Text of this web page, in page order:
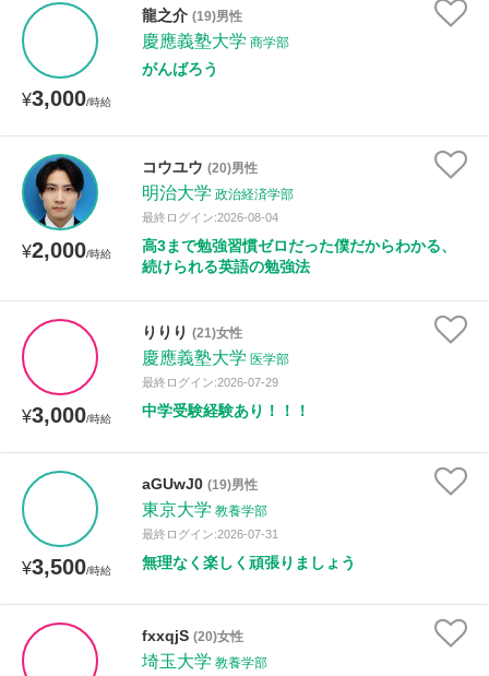
¥3,000/時給
龍之介 (19)男性
慶應義塾大学 商学部
がんばろう
¥2,000/時給
コウユウ (20)男性
明治大学 政治経済学部
最終ログイン:2026-08-04
高3まで勉強習慣ゼロだった僕だからわかる、
続けられる英語の勉強法
¥3,000/時給
りりり (21)女性
慶應義塾大学 医学部
最終ログイン:2026-07-29
中学受験経験あり！！！
¥3,500/時給
aGUwJ0 (19)男性
東京大学 教養学部
最終ログイン:2026-07-31
無理なく楽しく頑張りましょう
fxxqjS (20)女性
埼玉大学 教養学部